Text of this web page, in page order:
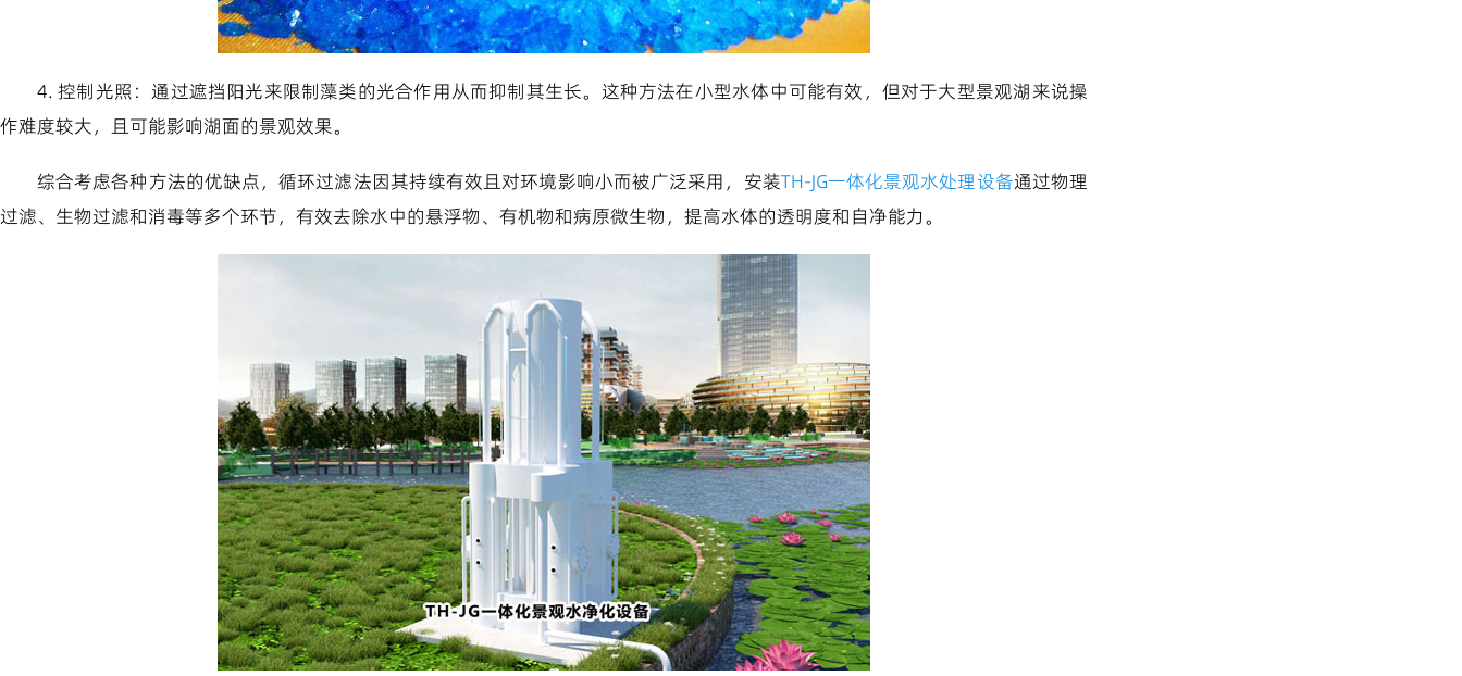
4. 控制光照：通过遮挡阳光来限制藻类的光合作用从而抑制其生长。这种方法在小型水体中可能有效，但对于大型景观湖来说操
作难度较大，且可能影响湖面的景观效果。
综合考虑各种方法的优缺点，循环过滤法因其持续有效且对环境影响小而被广泛采用，安装TH-JG一体化景观水处理设备通过物理
过滤、生物过滤和消毒等多个环节，有效去除水中的悬浮物、有机物和病原微生物，提高水体的透明度和自净能力。